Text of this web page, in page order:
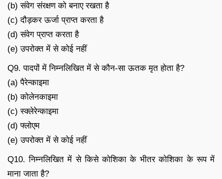
(b) संवेग संरक्षण को बनाए रखता है
(c) दौड़कर ऊर्जा प्राप्त करता है
(d) संवेग प्राप्त करता है
(e) उपरोक्त में से कोई नहीं
Q9. पादपों में निम्नलिखित में से कौन-सा ऊतक मृत होता है?
(a) पैरेन्काइमा
(b) कोलेनकाइमा
(c) स्क्लेरेन्काइमा
(d) फ्लोएम
(e) उपरोक्त में से कोई नहीं
Q10. निम्नलिखित में से किसे कोशिका के भीतर कोशिका के रूप में
माना जाता है?